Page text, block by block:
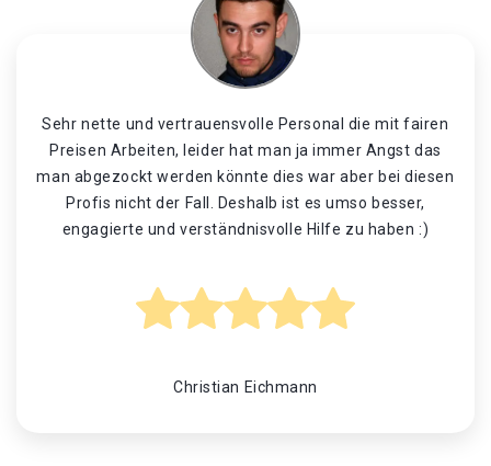
Sehr nette und vertrauensvolle Personal die mit fairen
Preisen Arbeiten, leider hat man ja immer Angst das
man abgezockt werden könnte dies war aber bei diesen
Profis nicht der Fall. Deshalb ist es umso besser,
engagierte und verständnisvolle Hilfe zu haben :)
Christian Eichmann